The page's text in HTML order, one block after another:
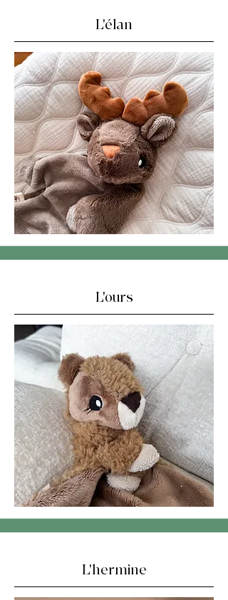
L'élan
L'ours
L'hermine